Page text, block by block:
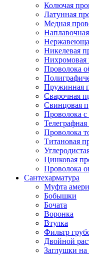
Колючая
Латунная
Медная
Никелевая
Нихромовая
Проволока
Пружинная
Сварочная
Свинцовая
Проволока
Проволока
Титановая
Цинковая
Проволока
Сантехарматура
Муфта
Бобышки
Бочата
Воронка
Втулка
Фильтр
Двойной
Заглушки на